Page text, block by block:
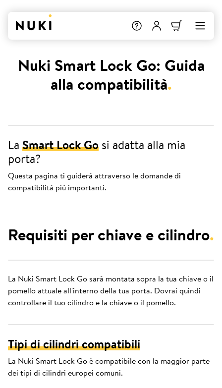
Nuki Smart Lock Go: Guida
alla compatibilità.
La Smart Lock Go si adatta alla mia
porta?
Questa pagina ti guiderà attraverso le domande di
compatibilità più importanti.
Requisiti per chiave e cilindro.
La Nuki Smart Lock Go sarà montata sopra la tua chiave o il
pomello attuale all'interno della tua porta. Dovrai quindi
controllare il tuo cilindro e la chiave o il pomello.
Tipi di cilindri compatibili
La Nuki Smart Lock Go è compatibile con la maggior parte
dei tipi di cilindri europei comuni.